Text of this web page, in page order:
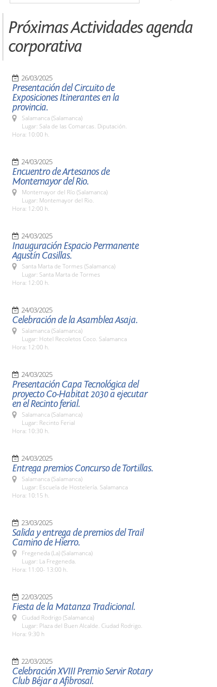
Próximas Actividades agenda
corporativa
26/03/2025
Presentación del Circuito de
Exposiciones Itinerantes en la
provincia.
Salamanca (Salamanca)
Lugar: Sala de las Comarcas. Diputación.
Hora: 10:00 h.
24/03/2025
Encuentro de Artesanos de
Montemayor del Rio.
Montemayor del Río (Salamanca)
Lugar: Montemayor del Rio.
Hora: 12:00 h.
24/03/2025
Inauguración Espacio Permanente
Agustín Casillas.
Santa Marta de Tormes (Salamanca)
Lugar: Santa Marta de Tormes
Hora: 12:00 h.
24/03/2025
Celebración de la Asamblea Asaja.
Salamanca (Salamanca)
Lugar: Hotel Recoletos Coco. Salamanca
Hora: 12:00 h.
24/03/2025
Presentación Capa Tecnológica del
proyecto Co-Habitat 2030 a ejecutar
en el Recinto ferial.
Salamanca (Salamanca)
Lugar: Recinto Ferial
Hora: 10:30 h.
24/03/2025
Entrega premios Concurso de Tortillas.
Salamanca (Salamanca)
Lugar: Escuela de Hostelería. Salamanca
Hora: 10:15 h.
23/03/2025
Salida y entrega de premios del Trail
Camino de Hierro.
Fregeneda (La) (Salamanca)
Lugar: La Fregeneda.
Hora: 11:00- 13:00 h.
22/03/2025
Fiesta de la Matanza Tradicional.
Ciudad Rodrigo (Salamanca)
Lugar: Plaza del Buen Alcalde. Ciudad Rodrigo.
Hora: 9:30 h
22/03/2025
Celebración XVIII Premio Servir Rotary
Club Béjar a Afibrosal.